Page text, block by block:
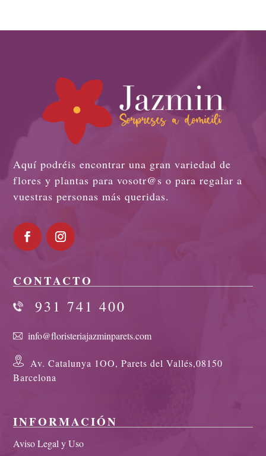
Aquí podréis encontrar una gran variedad de
flores y plantas para vosotr@s o para regalar a
vuestras personas más queridas.
CONTACTO
931 741 400
info@floristeriajazminparets.com
Av. Catalunya 1OO, Parets del Vallés,08150
Barcelona
INFORMACIÓN
Aviso Legal y Uso